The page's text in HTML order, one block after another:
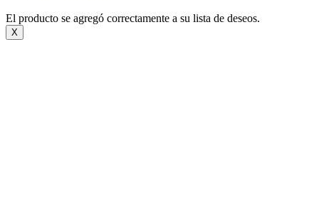
El producto se agregó correctamente a su lista de deseos.
X